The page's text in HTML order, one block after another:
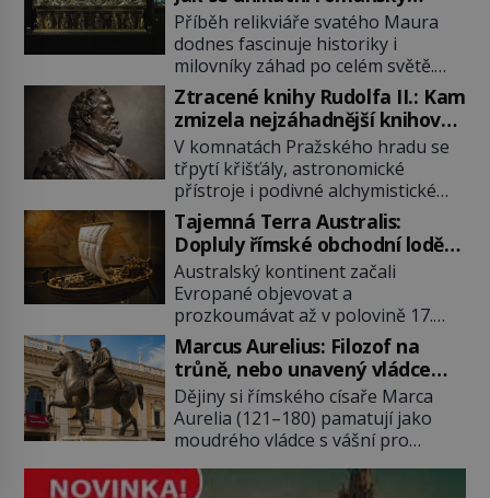
poklad dostal do zapadlého
Bečova?
Příběh relikviáře svatého Maura
dodnes fascinuje historiky i
milovníky záhad po celém světě.
Tato románská zlatnická památka
ze 13. století je po českých
korunovačních klenotech druhým
nejcennějším movitým majetkem v
České republice. Přestože byl
klenot v roce 1985 po dramatickém
pátrání kriminalistů úspěšně
nalezen, jeho minulost stále
obestírá hustá mlha. Otázky, jak
přesně se tato […]
Ztracené knihy Rudolfa II.: Kam
zmizela nejzáhadnější knihovna
Evropy?
V komnatách Pražského hradu se
třpytí křišťály, astronomické
přístroje i podivné alchymistické
rukopisy. Císař Rudolf II.
shromažďuje vše, co souvisí s
tajemstvím přírody, hvězd i
lidského poznání. Jenže po jeho
smrti se jeho slavné sbírky začínají
rozpadat a část z nich mizí navždy.
Kdo odnesl nejvzácnější knihy? A
existují ještě někde zapomenuté
rukopisy, které nikdo […]
Tajemná Terra Australis:
Dopluly římské obchodní lodě
až do Austrálie?
Australský kontinent začali
Evropané objevovat a
prozkoumávat až v polovině 17.
století. Existuje však možnost, že
by se o tento vzdálený kontinent
mohly zajímat již evropské
starověké civilizace, a to o 15
století dříve? Již od starověku
kartografové zakreslovali do map
záhadný kontinent Terra Australis
– Jižní zemi. Proč? Do jisté míry to
Marcus Aurelius: Filozof na
trůně, nebo unavený vládce
závislý na opiu?
Dějiny si římského císaře Marca
Aurelia (121–180) pamatují jako
moudrého vládce s vášní pro
vnímat v kontextu jeho postavení i